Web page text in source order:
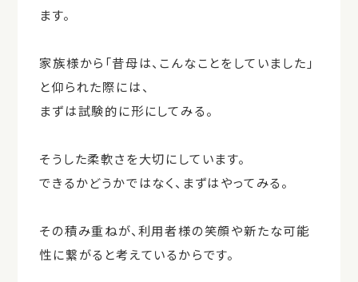
ます。
家族様から「昔母は、こんなことをしていました」
と仰られた際には、
まずは試験的に形にしてみる。
そうした柔軟さを大切にしています。
できるかどうかではなく、まずはやってみる。
その積み重ねが、利用者様の笑顔や新たな可能
性に繋がると考えているからです。